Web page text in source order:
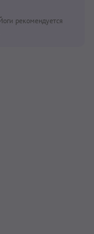
рекомендуется